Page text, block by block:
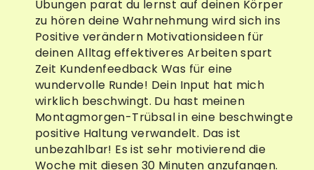
Übungen parat du lernst auf deinen Körper
zu hören deine Wahrnehmung wird sich ins
Positive verändern Motivationsideen für
deinen Alltag effektiveres Arbeiten spart
Zeit Kundenfeedback Was für eine
wundervolle Runde! Dein Input hat mich
wirklich beschwingt. Du hast meinen
Montagmorgen-Trübsal in eine beschwingte
positive Haltung verwandelt. Das ist
unbezahlbar! Es ist sehr motivierend die
Woche mit diesen 30 Minuten anzufangen.